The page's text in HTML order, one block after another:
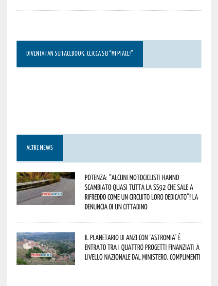
DIVENTA FAN SU FACEBOOK, CLICCA SU “MI PIACE!”
ALTRE NEWS
Potenza: “alcuni motociclisti hanno
scambiato quasi tutta la SS92 che sale a
Rifreddo come un circuito loro dedicato”! La
denuncia di un cittadino
Il Planetario di Anzi con ‘Astromia’ è
entrato tra i quattro progetti finanziati a
livello nazionale dal Ministero. Complimenti